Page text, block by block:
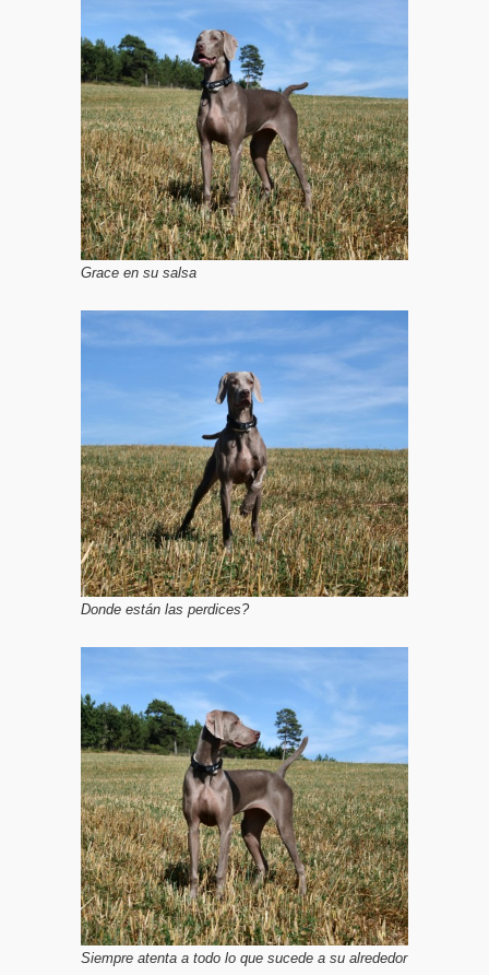
Grace en su salsa
Donde están las perdices?
Siempre atenta a todo lo que sucede a su alrededor